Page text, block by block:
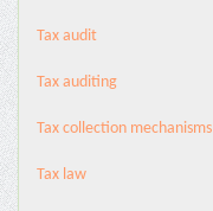
Tax audit
Tax auditing
Tax collection mechanisms
Tax law